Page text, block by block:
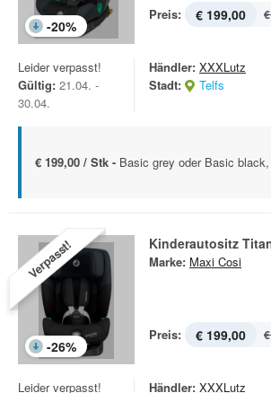
-20%
Preis: € 199,00
Leider verpasst!
Gültig: 21.04. -
30.04.
Händler: XXXLutz
Stadt:
Telfs
€ 199,00 / Stk - Basic grey oder Basic
Verpasst!
-26%
Kinderautositz
Marke: Maxi Cosi
Preis: € 199,00
Leider verpasst!
Händler: XXXLutz